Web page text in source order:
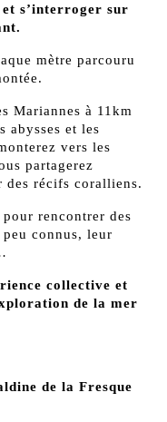
s’interroger sur
mètre parcouru
Mariannes à 11km
abysses et les
vers les
partagerez
des récifs coralliens.
rencontrer des
connus, leur
collective et
de la mer
de la Fresque